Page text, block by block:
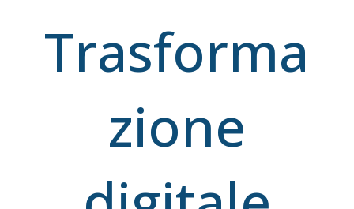
Trasforma
zione